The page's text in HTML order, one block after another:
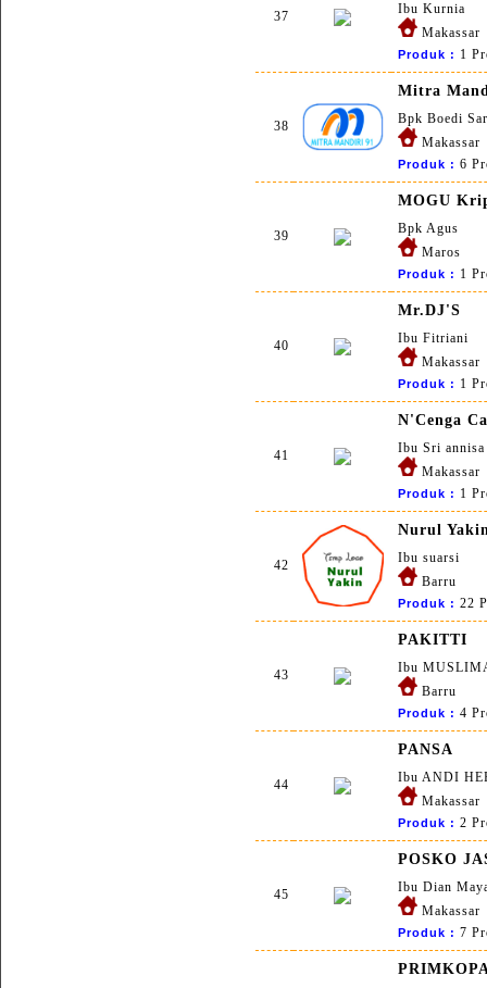
37
Ibu Kurnia
Makassar
Produk : 1
38
Mitra
Bpk Boedi
Makassar
Produk : 6
39
MOGU
Bpk Agus
Maros
Produk : 1
40
Mr.DJ'S
Ibu Fitriani
Makassar
Produk : 1
41
N'Cenga
Ibu Sri
Makassar
Produk : 1
42
Nurul
Ibu suarsi
Barru
Produk : 22
43
PAKITTI
Ibu
Barru
Produk : 4
44
PANSA
Ibu ANDI
Makassar
Produk : 2
45
POSKO
Ibu Dian
Makassar
Produk : 7